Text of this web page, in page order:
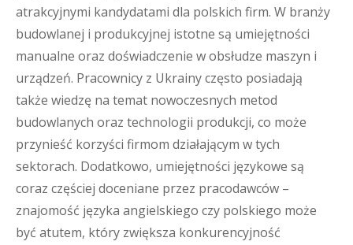
atrakcyjnymi kandydatami dla polskich firm. W branży
budowlanej i produkcyjnej istotne są umiejętności
manualne oraz doświadczenie w obsłudze maszyn i
urządzeń. Pracownicy z Ukrainy często posiadają
także wiedzę na temat nowoczesnych metod
budowlanych oraz technologii produkcji, co może
przynieść korzyści firmom działającym w tych
sektorach. Dodatkowo, umiejętności językowe są
coraz częściej doceniane przez pracodawców –
znajomość języka angielskiego czy polskiego może
być atutem, który zwiększa konkurencyjność